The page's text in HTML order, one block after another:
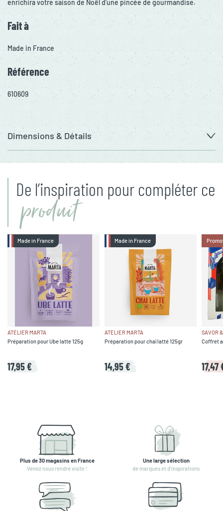
enrichira votre saison de Noël d'une pincée de gourmandise.
Fait à
Made in France
Référence
610609
Dimensions & Détails
De l’inspiration pour compléter ce
produit
Made in France
ATELIER MARTA
Préparation pour Ube latte 125g
17,95 €
Made in France
ATELIER MARTA
Préparation pour chaï latté 125gr
14,95 €
SAVOR
Coffret
17,47
Plus de 30 magasins en France
Venez nous rendre visite !
Une large sélection
de marques et d'inspirations